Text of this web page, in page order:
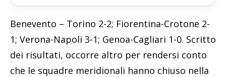
Benevento – Torino 2-2; Fiorentina-Crotone 2-
1; Verona-Napoli 3-1; Genoa-Cagliari 1-0. Scritto
dei risultati, occorre altro per rendersi conto
che le squadre meridionali hanno chiuso nella